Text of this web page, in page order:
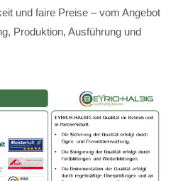
und faire Preise – vom Angebot
Produktion, Ausführung und